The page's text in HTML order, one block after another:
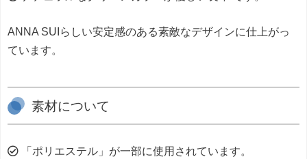
ANNA SUIらしい安定感のある素敵なデザインに仕上がっ
ています。
素材について
「ポリエステル」が一部に使用されています。